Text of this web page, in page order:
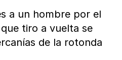
a un hombre por el
tiro a vuelta se
de la rotonda